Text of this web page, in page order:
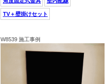
TV＋壁掛けセット
W8539 施工事例